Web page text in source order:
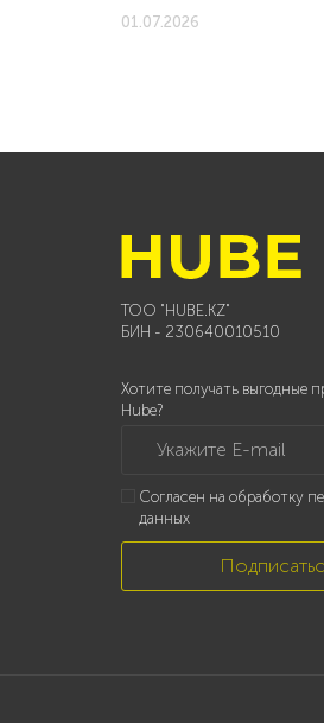
01.07.2026
ТОО "HUBE.KZ"
БИН - 230640010510
Хотите получать выгодные
Hube?
Укажите E-mail
Согласен на обработку
данных